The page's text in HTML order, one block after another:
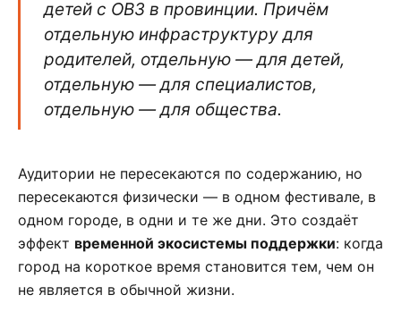
детей с ОВЗ в провинции. Причём
отдельную инфраструктуру для
родителей, отдельную — для детей,
отдельную — для специалистов,
отдельную — для общества.
Аудитории не пересекаются по содержанию, но
пересекаются физически — в одном фестивале, в
одном городе, в одни и те же дни. Это создаёт
эффект временной экосистемы поддержки: когда
город на короткое время становится тем, чем он
не является в обычной жизни.